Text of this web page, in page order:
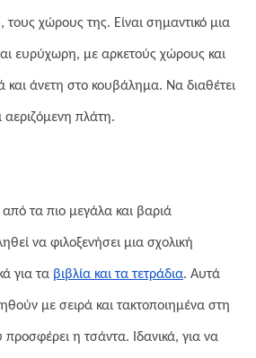
τους χώρους της. Είναι σημαντικό μια
ευρύχωρη, με αρκετούς χώρους και
και άνετη στο κουβάλημα. Να διαθέτει
αεριζόμενη πλάτη.
από τα πιο μεγάλα και βαριά
να φιλοξενήσει μια σχολική
για τα βιβλία και τα τετράδια. Αυτά
με σειρά και τακτοποιημένα στη
η τσάντα. Ιδανικά, για να